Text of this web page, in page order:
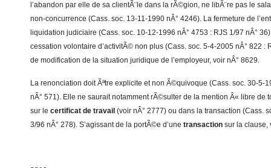
l’abandon par elle de sa clientÃ¨le dans la rÃ©gion, ne libÃ¨re pas le
non-concurrence (Cass. soc. 13-11-1990 nÂ° 4246). La fermeture de
liquidation judiciaire (Cass. soc. 10-12-1996 nÂ° 4753 : RJS 1/97 nÂ°
cessation volontaire d’activitÃ© non plus (Cass. soc. 5-4-2005 nÂ° 822 :
de modification de la situation juridique de l’employeur, voir nÂ° 8629.
La renonciation doit Ãªtre explicite et non Ã©quivoque (Cass. soc. 30-5-
nÂ° 571). Elle ne saurait notamment rÃ©sulter de la mention Â« libre de
sur le certificat de travail (voir nÂ° 2777) ou dans la transaction (Cass.
3/96 nÂ° 278). S’agissant de la portÃ©e d’une transaction sur la clause,